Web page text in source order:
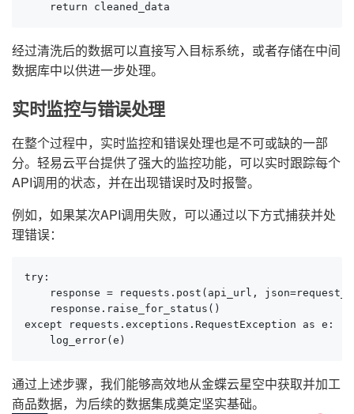
    return cleaned_data
经过清洗后的数据可以直接写入目标系统，或者存储在中间
数据库中以供进一步处理。
实时监控与错误处理
在整个过程中，实时监控和错误处理也是不可或缺的一部
分。轻易云平台提供了强大的监控功能，可以实时跟踪每个
API调用的状态，并在出现错误时及时报警。
例如，如果某次API调用失败，可以通过以下方式捕获并处
理错误：
try:
response = requests.post(api_url,
    response.raise_for_status()
except requests.exceptions.RequestException as e:
    log_error(e)
通过上述步骤，我们能够高效地从金蝶云星空中获取并加工
商品数据，为后续的数据集成奠定坚实基础。